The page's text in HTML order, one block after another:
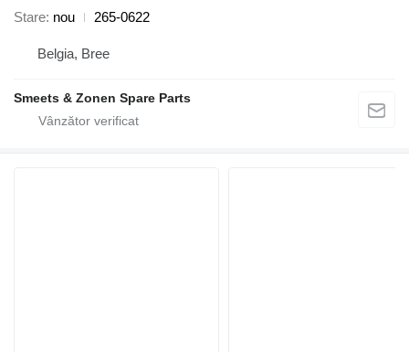
Stare nou 265-0622
Belgia, Bree
Smeets & Zonen Spare Parts